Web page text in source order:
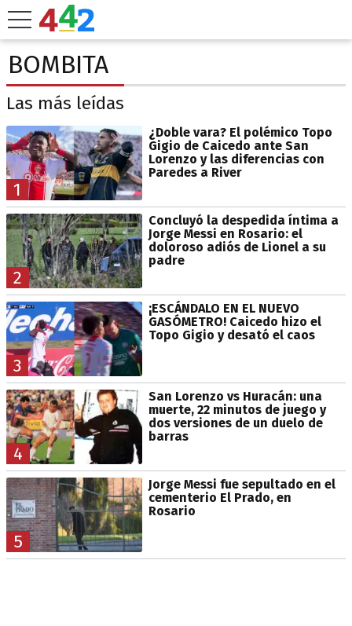
BOMBITA
Las más leídas
1
¿Doble vara? El polémico Topo
Gigio de Caicedo ante San
Lorenzo y las diferencias con
Paredes a River
2
Concluyó la despedida íntima a
Jorge Messi en Rosario: el
doloroso adiós de Lionel a su
padre
3
¡ESCÁNDALO EN EL NUEVO
GASÓMETRO! Caicedo hizo el
Topo Gigio y desató el caos
4
San Lorenzo vs Huracán: una
muerte, 22 minutos de juego y
dos versiones de un duelo de
barras
5
Jorge Messi fue sepultado en el
cementerio El Prado, en
Rosario